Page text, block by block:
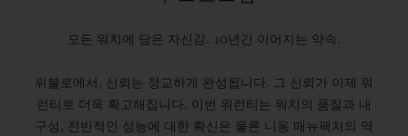
모든 워치에 담은 자신감. 10년간 이어지는 약속.
위블로에서, 신뢰는 정교하게 완성됩니다. 그 신뢰가 이제 워
런티로 더욱 확고해집니다. 이번 워런티는 워치의 품질과 내
구성, 전반적인 성능에 대한 확신은 물론 니옹 매뉴팩처의 역